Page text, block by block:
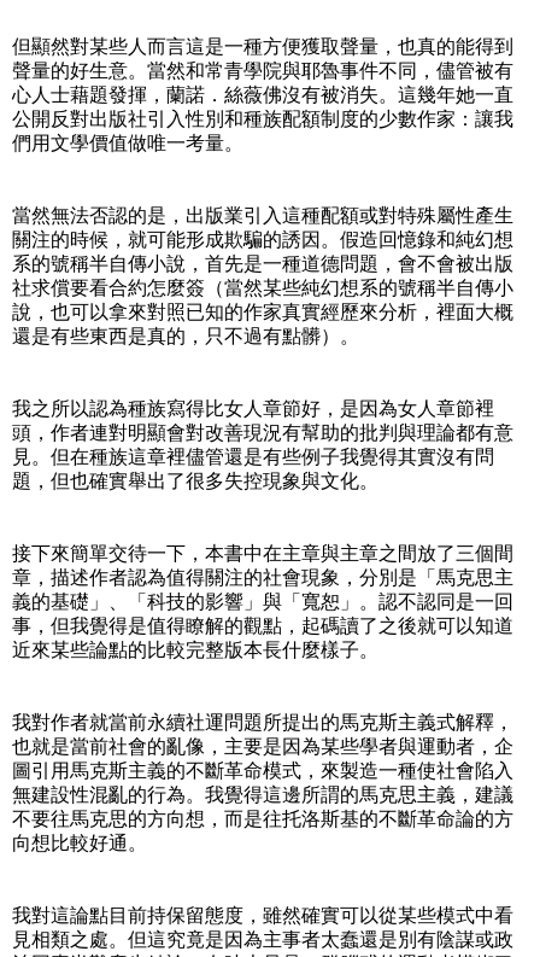
但顯然對某些人而言這是一種方便獲取聲量，也真的能得到
聲量的好生意。當然和常青學院與耶魯事件不同，儘管被有
心人士藉題發揮，蘭諾．絲薇佛沒有被消失。這幾年她一直
公開反對出版社引入性別和種族配額制度的少數作家：讓我
們用文學價值做唯一考量。
當然無法否認的是，出版業引入這種配額或對特殊屬性產生
關注的時候，就可能形成欺騙的誘因。假造回憶錄和純幻想
系的號稱半自傳小說，首先是一種道德問題，會不會被出版
社求償要看合約怎麼簽（當然某些純幻想系的號稱半自傳小
說，也可以拿來對照已知的作家真實經歷來分析，裡面大概
還是有些東西是真的，只不過有點髒）。
我之所以認為種族寫得比女人章節好，是因為女人章節裡
頭，作者連對明顯會對改善現況有幫助的批判與理論都有意
見。但在種族這章裡儘管還是有些例子我覺得其實沒有問
題，但也確實舉出了很多失控現象與文化。
接下來簡單交待一下，本書中在主章與主章之間放了三個間
章，描述作者認為值得關注的社會現象，分別是「馬克思主
義的基礎」、「科技的影響」與「寬恕」。認不認同是一回
事，但我覺得是值得瞭解的觀點，起碼讀了之後就可以知道
近來某些論點的比較完整版本長什麼樣子。
我對作者就當前永續社運問題所提出的馬克斯主義式解釋，
也就是當前社會的亂像，主要是因為某些學者與運動者，企
圖引用馬克斯主義的不斷革命模式，來製造一種使社會陷入
無建設性混亂的行為。我覺得這邊所謂的馬克思主義，建議
不要往馬克思的方向想，而是往托洛斯基的不斷革命論的方
向想比較好通。
我對這論點目前持保留態度，雖然確實可以從某些模式中看
見相類之處。但這究竟是因為主事者太蠢還是別有陰謀或政